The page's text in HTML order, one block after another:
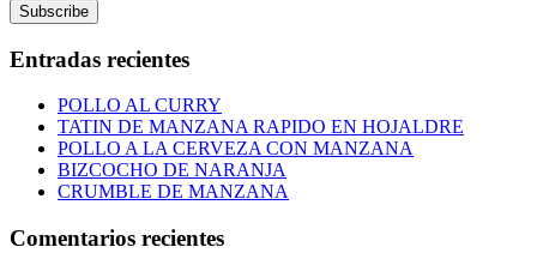
Entradas recientes
POLLO AL CURRY
TATIN DE MANZANA RAPIDO EN HOJALDRE
POLLO A LA CERVEZA CON MANZANA
BIZCOCHO DE NARANJA
CRUMBLE DE MANZANA
Comentarios recientes